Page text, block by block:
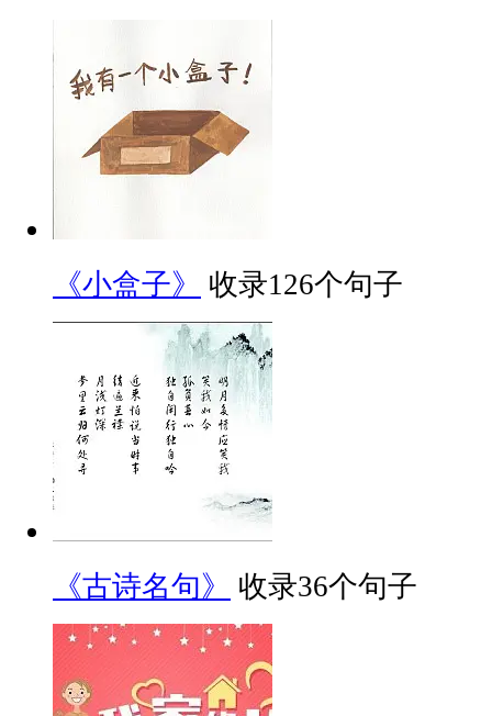
《小盒子》 收录126个句子
《古诗名句》 收录36个句子